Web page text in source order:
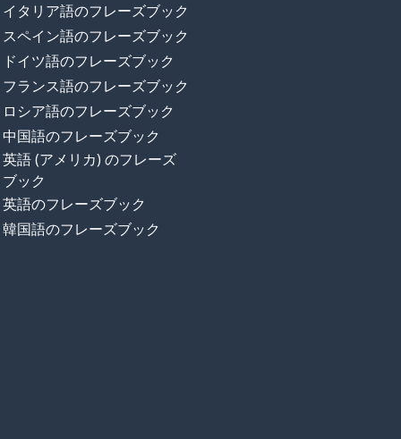
イタリア語のフレーズブック
スペイン語のフレーズブック
ドイツ語のフレーズブック
フランス語のフレーズブック
ロシア語のフレーズブック
中国語のフレーズブック
英語 (アメリカ) のフレーズ
ブック
英語のフレーズブック
韓国語のフレーズブック